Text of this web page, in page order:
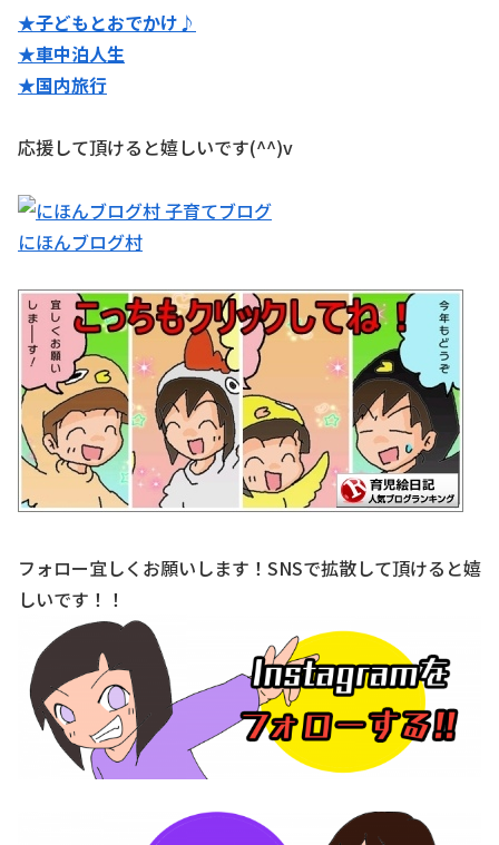
★子どもとおでかけ♪
★車中泊人生
★国内旅行
応援して頂けると嬉しいです(^^)v
にほんブログ村
フォロー宜しくお願いします！SNSで拡散して頂けると嬉
しいです！！